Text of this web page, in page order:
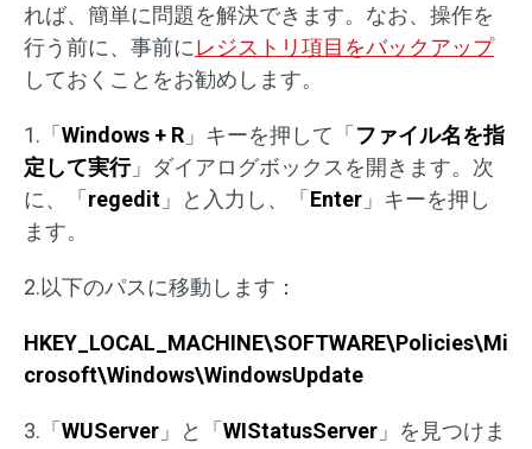
れば、簡単に問題を解決できます。なお、操作を
行う前に、事前にレジストリ項目をバックアップ
しておくことをお勧めします。
1.「 Windows + R 」キーを押して「 ファイル名を指
定して実行」ダイアログボックスを開きます。次
に、「 regedit 」と入力し、「 Enter 」キーを押し
ます。
2.以下のパスに移動します：
HKEY_LOCAL_MACHINE\SOFTWARE\Policies\Mi
crosoft\Windows\WindowsUpdate
3.「 WUServer 」と「 WIStatusServer 」を見つけま